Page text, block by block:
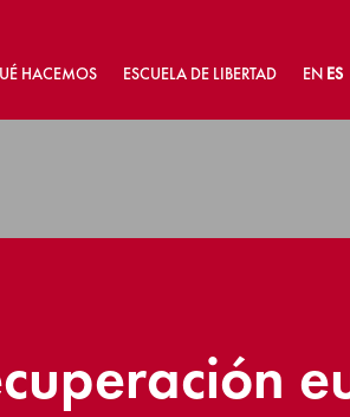
HACEMOS ESCUELA DE LIBERTAD EN ES